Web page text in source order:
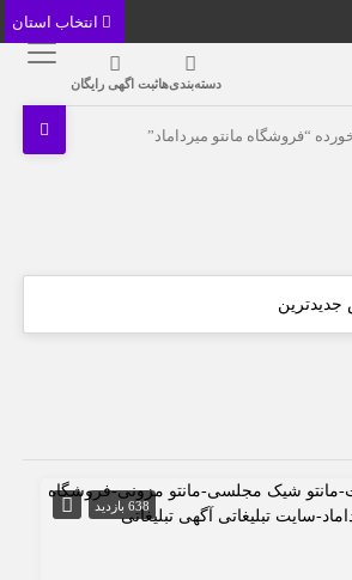
دسته‌بندی‌هاثبت اگهی رایگان
“فروشگاه مانتو میرداماد”
638 بازدید